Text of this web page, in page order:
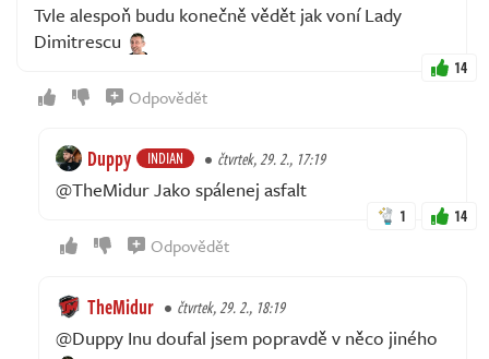
Tvle alespoň budu konečně vědět jak voní Lady
Dimitrescu
14
Odpovědět
Duppy INDIAN čtvrtek, 29. 2., 17:19
@TheMidur Jako spálenej asfalt
1 14
Odpovědět
TheMidur čtvrtek, 29. 2., 18:19
@Duppy Inu doufal jsem popravdě v něco jiného